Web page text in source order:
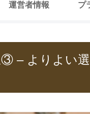
運営者情報 プ
– よりよい